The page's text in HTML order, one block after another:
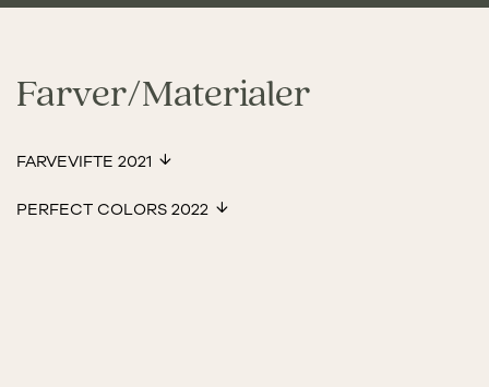
Farver/Materialer
FARVEVIFTE 2021
PERFECT COLORS 2022